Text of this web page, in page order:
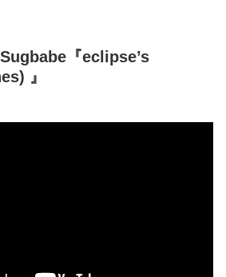
『eclipse’s
』